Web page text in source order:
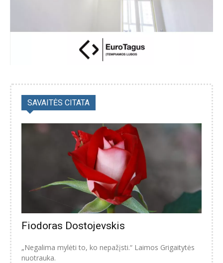
SAVAITĖS CITATA
Fiodoras Dostojevskis
„Negalima mylėti to, ko nepažįsti.“ Laimos Grigaitytės
nuotrauka.